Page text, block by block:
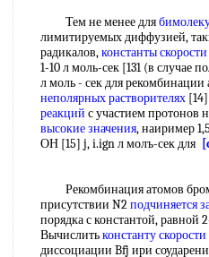
Тем не менее для
лимитируемых диффузией,
радикалов,константы скорости
1-10 л моль-сек [131 (в случае
л моль - сек для рекомбинации
неполярных растворителях
реакций с участием протонов
высокие значения, наиример
ОН [15] j, i.ign л молъ-сек для
Рекомбинация атомов
присутствии N2подчиняется
порядка с константой, равной
Вычислитьконстанту
диссоциации Bfj ири